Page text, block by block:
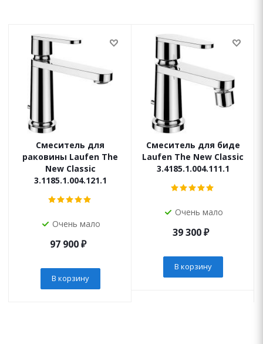
Смеситель для
раковины Laufen The
New Classic
3.1185.1.004.121.1
Очень мало
97 900₽
В корзину
Смеситель для биде
Laufen The New Classic
3.4185.1.004.111.1
Очень мало
39 300₽
В корзину